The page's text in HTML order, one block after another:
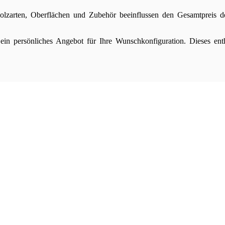
Oberflächen und Zubehör beeinflussen den Gesamtpreis
persönliches Angebot für Ihre Wunschkonfiguration. Dieses